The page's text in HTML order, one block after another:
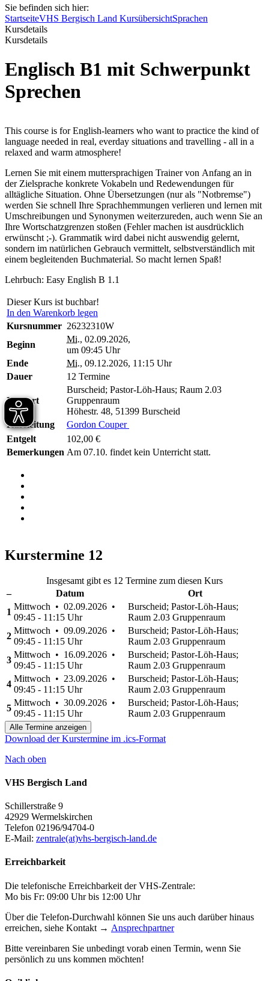
Sie befinden sich hier:
StartseiteVHS Bergisch Land KursübersichtSprachen
Kursdetails
Kursdetails
Englisch B1 mit Schwerpunkt
Sprechen
This course is for English-learners who want to practice the kind of
language needed in real, everday situations and travelling - all in a
relaxed and warm atmosphere!
Lernen Sie mit einem muttersprachigen Trainer von Anfang an in
der Zielsprache konkrete Vokabeln und Redewendungen für
alltägliche Situation. Ohne Übersetzungen (nur als "Notbremse")
werden Sie schnell Ihre Sprachhemmungen verlieren und lernen mit
Umschreibungen und Synonymen weiterzureden, auch wenn Sie an
Ihre Wortschatzgrenzen stoßen (Fehler machen ist ausdrücklich
erwünscht ;-). Grammatik wird dabei nicht auswendig gelernt,
sondern im natürlichen Gebrauch vermittelt, selbstverständlich mit
einem begleitenden Buchmaterial. So macht lernen Spaß!
Lehrbuch: Easy English B 1.1
Dieser Kurs ist buchbar!
In den Warenkorb legen
Kursnummer 26232310W
Beginn
Mi., 02.09.2026,
um 09:45 Uhr
Ende
Mi., 09.12.2026, 11:15 Uhr
Dauer
12 Termine
Kursort
Burscheid; Pastor-Löh-Haus; Raum 2.03
Gruppenraum
Höhestr. 48, 51399 Burscheid
Kursleitung
Gordon Couper
Entgelt
102,00 €
Bemerkungen Am 07.10. findet kein Unterricht statt.
Kurstermine 12
Insgesamt gibt es 12 Termine zum diesen Kurs
–
Datum
Ort
1
Mittwoch • 02.09.2026 •
09:45 - 11:15 Uhr
Burscheid; Pastor-Löh-Haus;
Raum 2.03 Gruppenraum
2
Mittwoch • 09.09.2026 •
09:45 - 11:15 Uhr
Burscheid; Pastor-Löh-Haus;
Raum 2.03 Gruppenraum
3
Mittwoch • 16.09.2026 •
09:45 - 11:15 Uhr
Burscheid; Pastor-Löh-Haus;
Raum 2.03 Gruppenraum
4
Mittwoch • 23.09.2026 •
09:45 - 11:15 Uhr
Burscheid; Pastor-Löh-Haus;
Raum 2.03 Gruppenraum
5
Mittwoch • 30.09.2026 •
09:45 - 11:15 Uhr
Burscheid; Pastor-Löh-Haus;
Raum 2.03 Gruppenraum
Alle Termine anzeigen
Download der Kurstermine im .ics-Format
Nach oben
VHS Bergisch Land
Schillerstraße 9
42929 Wermelskirchen
Telefon 02196/94704-0
E-Mail: zentrale(at)vhs-bergisch-land.de
Erreichbarkeit
Die telefonische Erreichbarkeit der VHS-Zentrale:
Mo bis Fr: 09:00 Uhr bis 12:00 Uhr
Über die Telefon-Durchwahl können Sie uns auch darüber hinaus
erreichen, siehe Kontakt → Ansprechpartner
Bitte vereinbaren Sie unbedingt vorab einen Termin, wenn Sie
persönlich zu uns kommen möchten!